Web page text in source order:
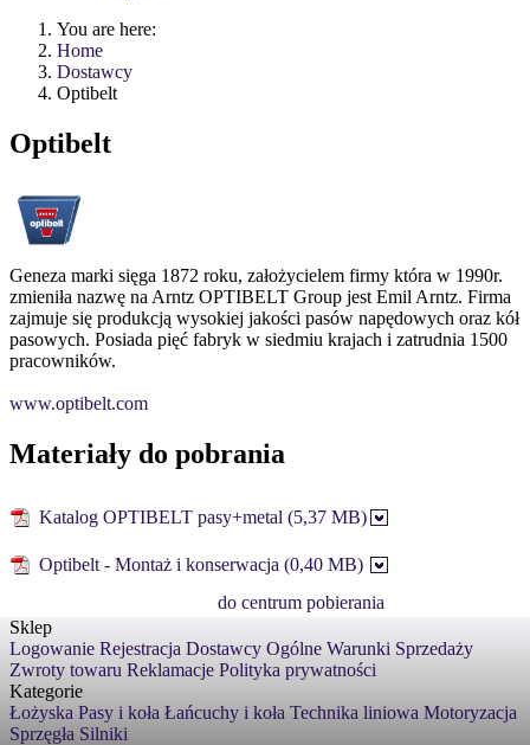
You are here:
Home
Dostawcy
Optibelt
Optibelt
Geneza marki sięga 1872 roku, założycielem firmy która w 1990r.
zmieniła nazwę na Arntz OPTIBELT Group jest Emil Arntz. Firma
zajmuje się produkcją wysokiej jakości pasów napędowych oraz kół
pasowych. Posiada pięć fabryk w siedmiu krajach i zatrudnia 1500
pracowników.
www.optibelt.com
Materiały do pobrania
Katalog OPTIBELT pasy+metal (5,37 MB)
Optibelt - Montaż i konserwacja (0,40 MB)
do centrum pobierania
Sklep
Logowanie Rejestracja Dostawcy Ogólne Warunki Sprzedaży
Zwroty towaru Reklamacje Polityka prywatności
Kategorie
Łożyska Pasy i koła Łańcuchy i koła Technika liniowa Motoryzacja
Sprzęgła Silniki